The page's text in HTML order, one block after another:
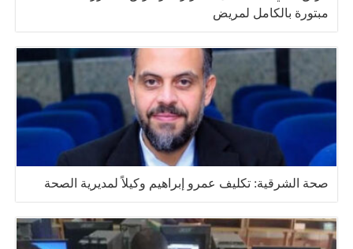
مبتورة بالكامل لمريض
صحة الشرقية: تكليف عمرو إبراهيم وكيلاً لمديرية الصحة